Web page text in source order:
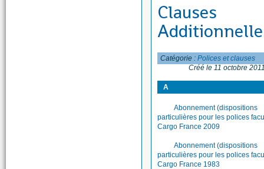
Clauses
Catégorie :Polices et clauses
Créé le 11 octobre
A
Abonnement (dispositions
particulières pour les polices
Cargo France 2009
Abonnement (dispositions
particulières pour les polices
Cargo France 1983